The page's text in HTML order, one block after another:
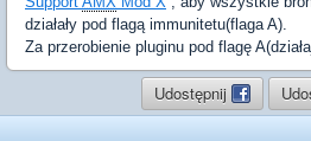
działały pod flagą immunitetu(flaga A).
Za przerobienie pluginu pod flagę
Udostępnij